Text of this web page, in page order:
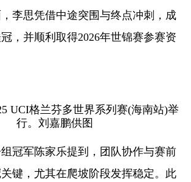
思凭借中途突围与终点冲刺，成
，并顺利取得2026年世锦赛参赛资
UCI格兰芬多世界系列赛(海南站)举
行。刘嘉鹏供图
军陈家乐提到，团队协作与赛前
键，尤其在爬坡阶段发挥稳定。此